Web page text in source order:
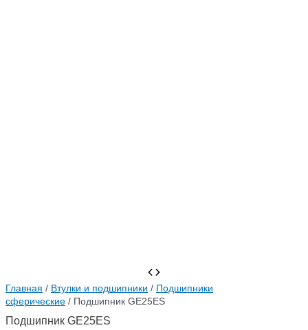
Главная / Втулки и подшипники / Подшипники
сферические / Подшипник GE25ES
Подшипник GE25ES